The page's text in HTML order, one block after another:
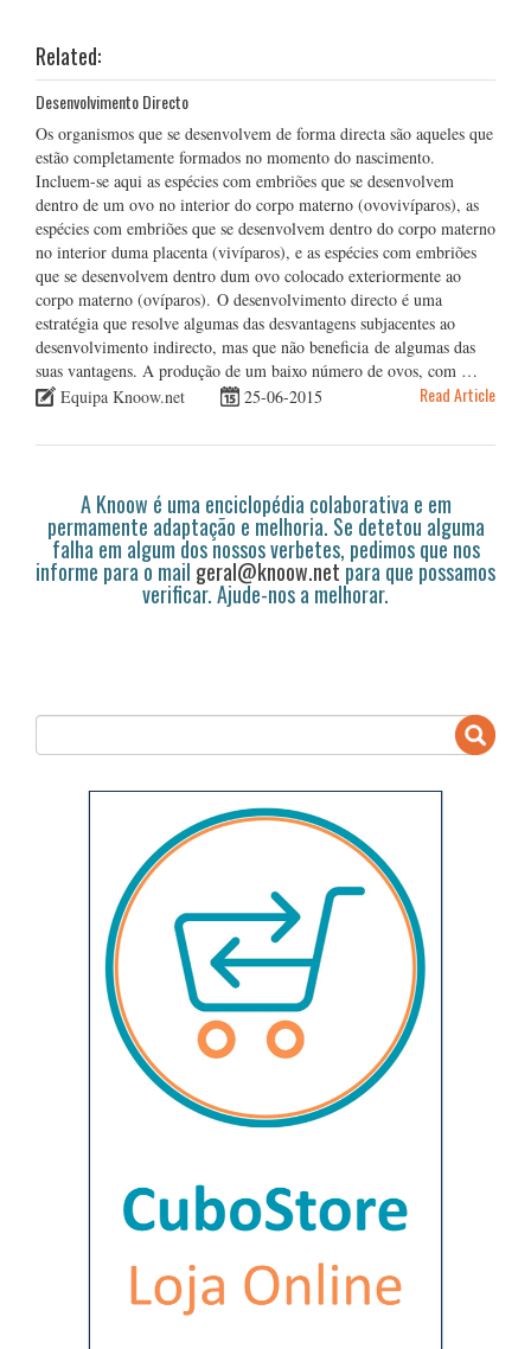
Related:
Desenvolvimento Directo
Os organismos que se desenvolvem de forma directa são aqueles que
estão completamente formados no momento do nascimento.
Incluem-se aqui as espécies com embriões que se desenvolvem
dentro de um ovo no interior do corpo materno (ovovivíparos), as
espécies com embriões que se desenvolvem dentro do corpo materno
no interior duma placenta (vivíparos), e as espécies com embriões
que se desenvolvem dentro dum ovo colocado exteriormente ao
corpo materno (ovíparos). O desenvolvimento directo é uma
estratégia que resolve algumas das desvantagens subjacentes ao
desenvolvimento indirecto, mas que não beneficia de algumas das
suas vantagens. A produção de um baixo número de ovos, com …
Equipa Knoow.net
25-06-2015 Read Article
A Knoow é uma enciclopédia colaborativa e em
permamente adaptação e melhoria. Se detetou alguma
falha em algum dos nossos verbetes, pedimos que nos
informe para o mail geral@knoow.netpara que possamos
verificar. Ajude-nos a melhorar.